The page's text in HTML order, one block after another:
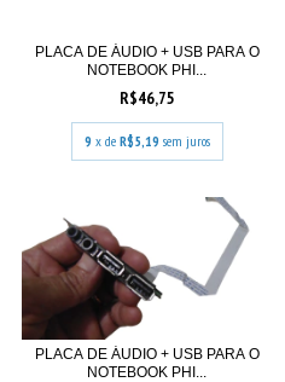
PLACA DE ÁUDIO + USB PARA O
NOTEBOOK PHI...
R$46,75
9 x de R$5,19 sem juros
PLACA DE ÁUDIO + USB PARA O
NOTEBOOK PHI...